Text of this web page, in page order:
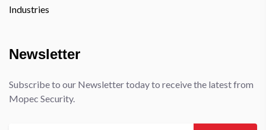
Industries
Newsletter
Subscribe to our Newsletter today to receive the latest from
Mopec Security.